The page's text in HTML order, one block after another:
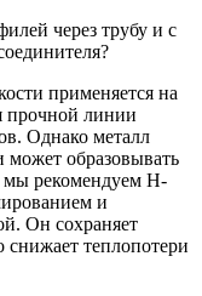
через трубу и с
применяется на
прочной линии
Однако металл
может образовывать
мы рекомендуем Н-
и
Он сохраняет
снижает теплопотери